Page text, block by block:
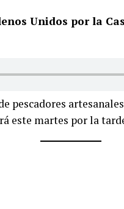
Unidos por la
pescadores
este martes por la